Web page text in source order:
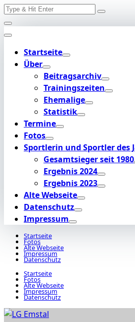
Skip
to
content
Search
Startseite
Über
Beitragsarchiv
Trainingszeiten
Ehemalige
Statistik
Termine
Fotos
Sportlerin und Sportler des
Gesamtsieger seit 1980
Ergebnis 2024
Ergebnis 2023
Alte Webseite
Datenschutz
Impressum
Startseite
Fotos
Alte Webseite
Impressum
Datenschutz
Startseite
Fotos
Alte Webseite
Impressum
Datenschutz